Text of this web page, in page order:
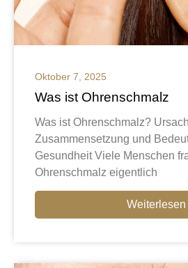
Oktober 7, 2025
Was ist Ohrenschmalz
Was ist Ohrenschmalz?
Zusammensetzung und
Gesundheit Viele Menschen
Ohrenschmalz eigentlich
Weiterlesen